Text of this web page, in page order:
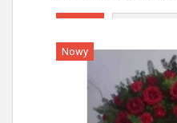
Nowy